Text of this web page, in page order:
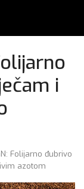
i
Folijarno đubrivo
azotom